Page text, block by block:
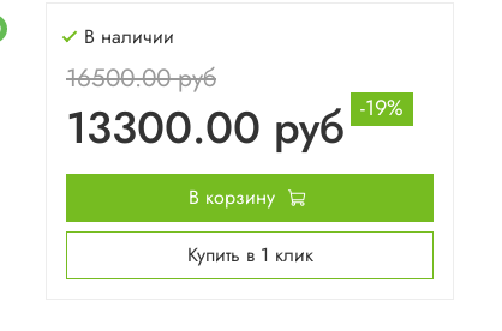
В наличии
16500.00 руб
13300.00 руб -19%
В корзину
Купить в 1 клик